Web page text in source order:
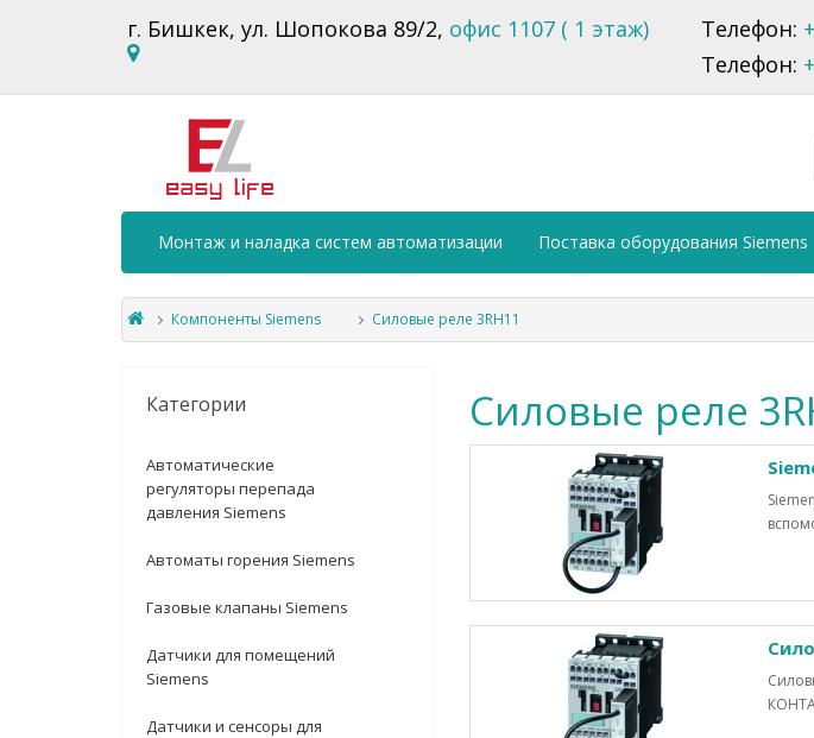
г. Бишкек, ул. Шопокова 89/2, офис 1107 ( 1 этаж) Телефон:
Телефон:
Монтаж и наладка систем автоматизации Поставка оборудования Siemens
Компоненты Siemens Силовые реле 3RH11
Категории
Автоматические
регуляторы перепада
давления Siemens
Автоматы горения Siemens
Газовые клапаны Siemens
Датчики для помещений
Siemens
Датчики и сенсоры для
Силовые реле